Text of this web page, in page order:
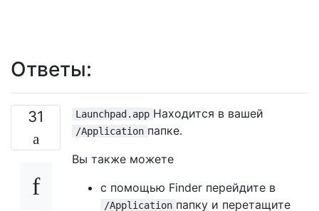
Ответы:
31 Launchpad.app Находится в вашей
/Application папке.
Вы также можете
с помощью Finder перейдите в
/Application папку и перетащите